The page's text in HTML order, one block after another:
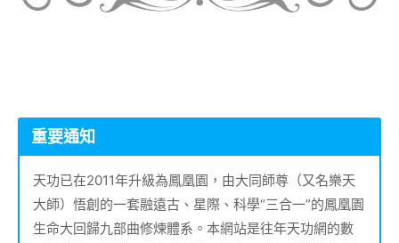
重要通知
天功已在2011年升級為鳳凰園，由大同師尊（又名樂天
大師）悟創的一套融遠古、星際、科學“三合一”的鳳凰園
生命大回歸九部曲修煉體系。本網站是往年天功網的數